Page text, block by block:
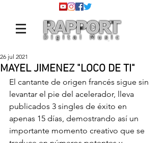
MAYEL JIMENEZ "LOCO DE TI"
26 jul 2021
El cantante de origen francés sigue sin
levantar el pie del acelerador, lleva
publicados 3 singles de éxito en
apenas 15 días, demostrando así un
importante momento creativo que se